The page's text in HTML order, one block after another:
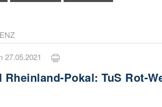
27.05.2021
Rheinland-Pokal: TuS Rot-